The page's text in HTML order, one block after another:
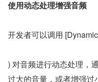
使用动态处理增强音频
开发者可以调用
) 对音频进行动态处理，
过大的音量，或者增强